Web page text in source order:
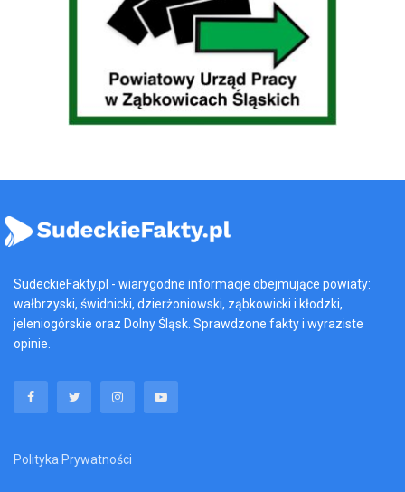
SudeckieFakty.pl - wiarygodne informacje obejmujące powiaty:
wałbrzyski, świdnicki, dzierżoniowski, ząbkowicki i kłodzki,
jeleniogórskie oraz Dolny Śląsk. Sprawdzone fakty i wyraziste
opinie.
Polityka Prywatności